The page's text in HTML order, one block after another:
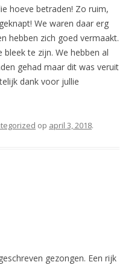
hoeve betraden! Zo ruim,
We waren daar erg
hebben zich goed vermaakt.
te zijn. We hebben al
gehad maar dit was veruit
dank voor jullie
op april 3, 2018.
gezongen. Een rijk